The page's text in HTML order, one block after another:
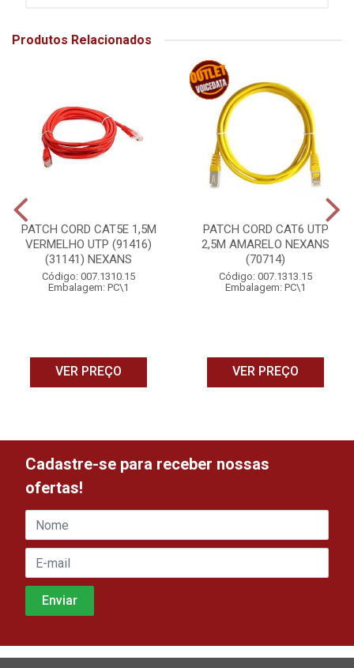
Produtos Relacionados
PATCH CORD CAT5E 1,5M
VERMELHO UTP (91416)
(31141) NEXANS
Código: 007.1310.15
Embalagem: PC\1
VER PREÇO
PATCH CORD CAT6 UTP
2,5M AMARELO NEXANS
(70714)
Código: 007.1313.15
Embalagem: PC\1
VER PREÇO
Cadastre-se para receber nossas
ofertas!